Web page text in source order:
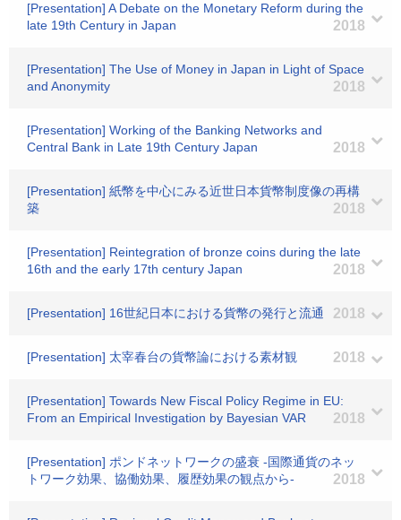
[Presentation] A Debate on the Monetary Reform during the
late 19th Century in Japan
2018
[Presentation] The Use of Money in Japan in Light of Space
and Anonymity
2018
[Presentation] Working of the Banking Networks and
Central Bank in Late 19th Century Japan
2018
[Presentation] 紙幣を中心にみる近世日本貨幣制度像の再構
築
2018
[Presentation] Reintegration of bronze coins during the late
16th and the early 17th century Japan
2018
[Presentation] 16世紀日本における貨幣の発行と流通 2018
[Presentation] 太宰春台の貨幣論における素材観 2018
[Presentation] Towards New Fiscal Policy Regime in EU:
From an Empirical Investigation by Bayesian VAR
2018
[Presentation] ポンドネットワークの盛衰 -国際通貨のネッ
トワーク効果、協働効果、履歴効果の観点から-
2018